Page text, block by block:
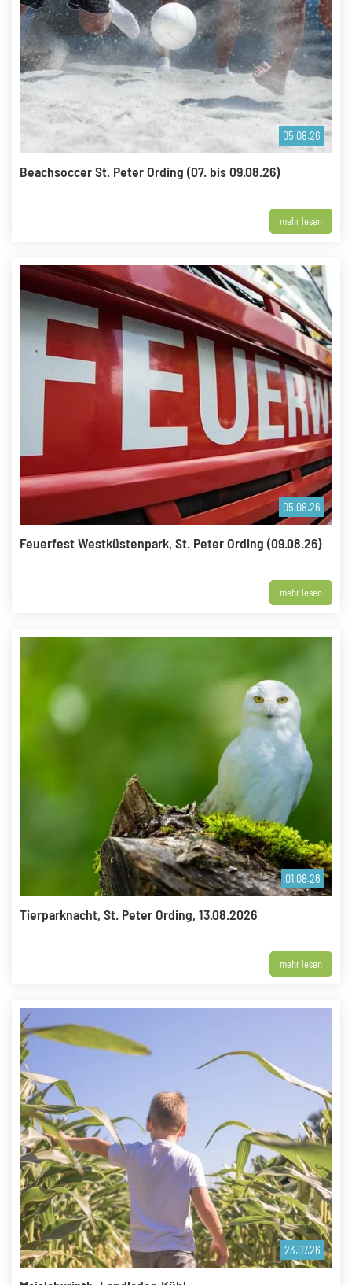
05.08.26
Beachsoccer St. Peter Ording (07. bis 09.08.26)
mehr lesen
05.08.26
Feuerfest Westküstenpark, St. Peter Ording (09.08.26)
mehr lesen
01.08.26
Tierparknacht, St. Peter Ording, 13.08.2026
mehr lesen
23.07.26